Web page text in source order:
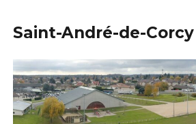
Saint-André-de-Corcy